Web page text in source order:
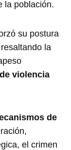
la población.
su postura
la
violencia
de
el crimen